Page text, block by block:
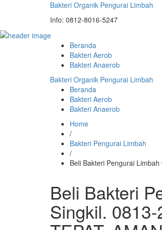
Bakteri Organik Pengurai Limbah
Info: 0812-8016-5247
Beranda
Bakteri Aerob
Bakteri Anaerob
Bakteri Organik Pengurai Limbah
Beranda
Bakteri Aerob
Bakteri Anaerob
Home
/
Bakteri Pengurai Limbah
/
Beli Bakteri Pengurai
Beli Bakteri
Singkil.